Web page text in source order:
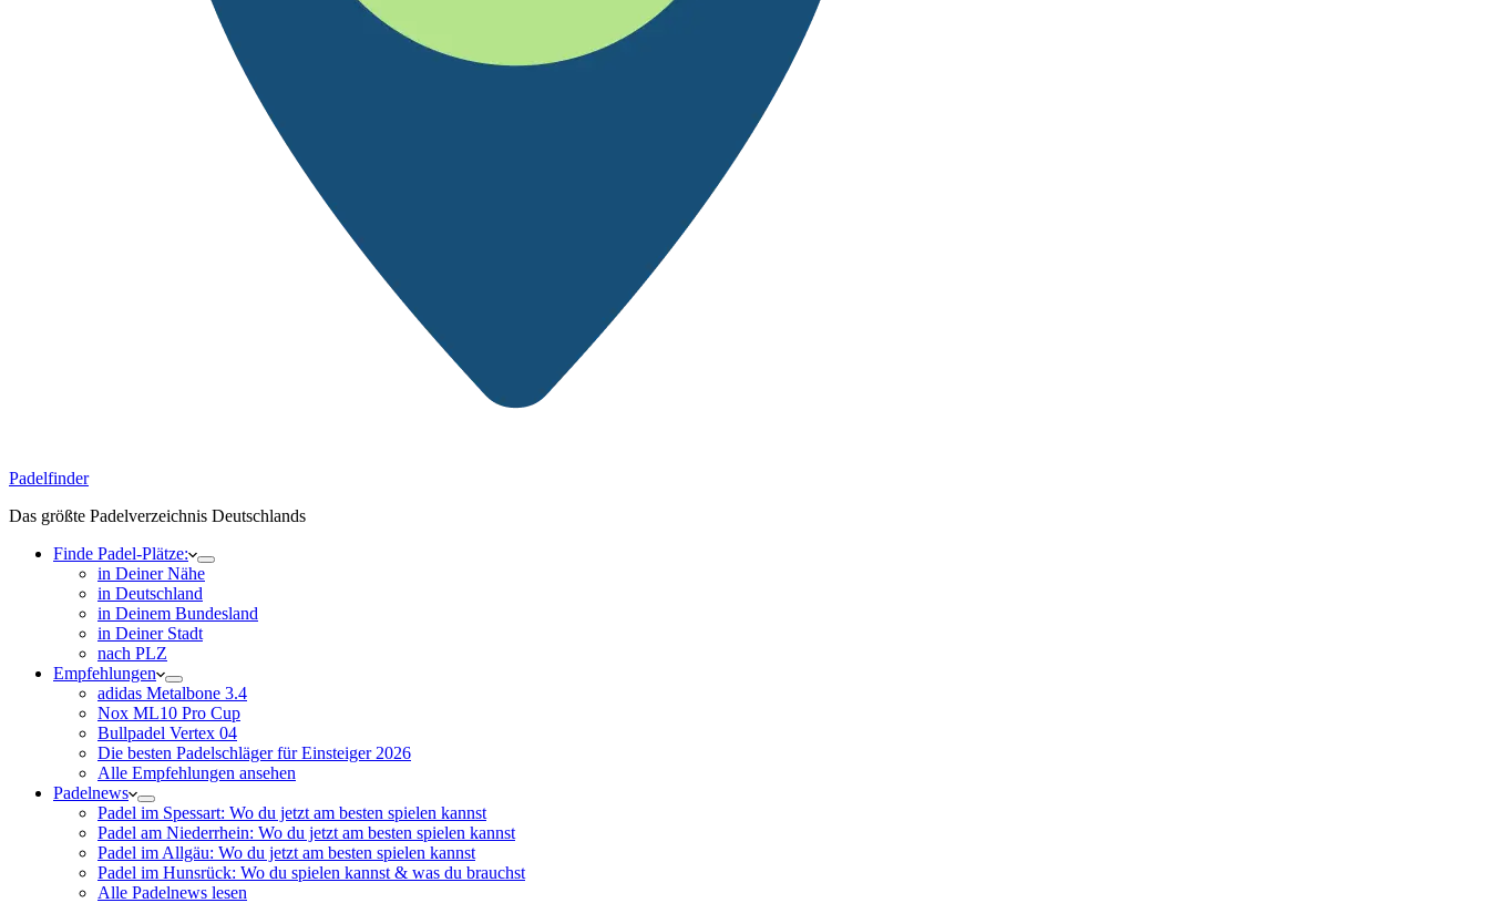
Padelfinder
Das größte Padelverzeichnis Deutschlands
Finde Padel-Plätze:
in Deiner Nähe
in Deutschland
in Deinem Bundesland
in Deiner Stadt
nach PLZ
Empfehlungen
adidas Metalbone 3.4
Nox ML10 Pro Cup
Bullpadel Vertex 04
Die besten Padelschläger für Einsteiger 2026
Alle Empfehlungen ansehen
Padelnews
Padel im Spessart: Wo du jetzt am besten spielen kannst
Padel am Niederrhein: Wo du jetzt am besten spielen kannst
Padel im Allgäu: Wo du jetzt am besten spielen kannst
Padel im Hunsrück: Wo du spielen kannst & was du brauchst
Alle Padelnews lesen